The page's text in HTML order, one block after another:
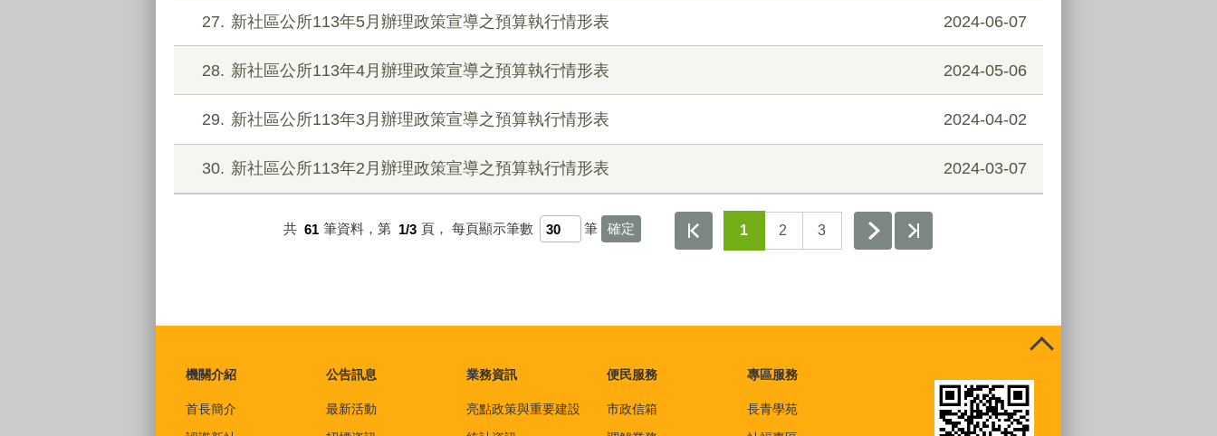
27 新社區公所113年5月辦理政策宣導之預算執行情形表 2024-06-07
28 新社區公所113年4月辦理政策宣導之預算執行情形表 2024-05-06
29 新社區公所113年3月辦理政策宣導之預算執行情形表 2024-04-02
30 新社區公所113年2月辦理政策宣導之預算執行情形表 2024-03-07
共 61 筆資料，第 1/3 頁， 每頁顯示筆數 筆 1 2 3
機關介紹
首長簡介
公告訊息
最新活動
業務資訊
亮點政策與重要建設
便民服務
市政信箱
專區服務
長青學苑